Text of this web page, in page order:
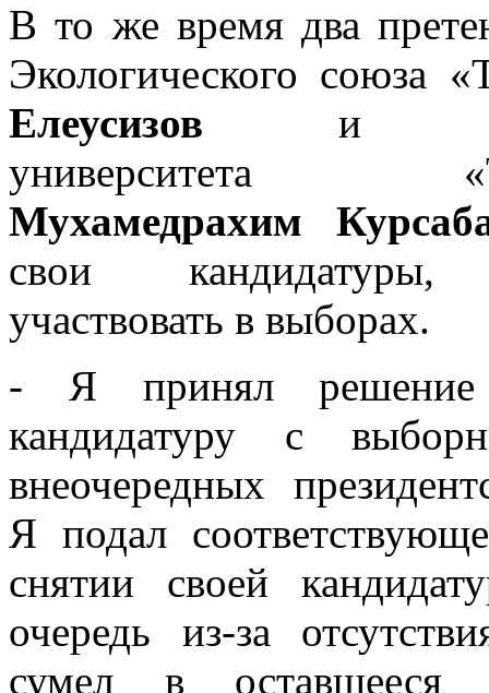
В то же время два
Экологического союза
Елеусизов и
университета
Мухамедрахим
свои кандидатуры,
участвовать в выборах.
- Я принял решение
кандидатуру с
внеочередных
Я подал
снятии своей
очередь из-за
сумел в оставшееся